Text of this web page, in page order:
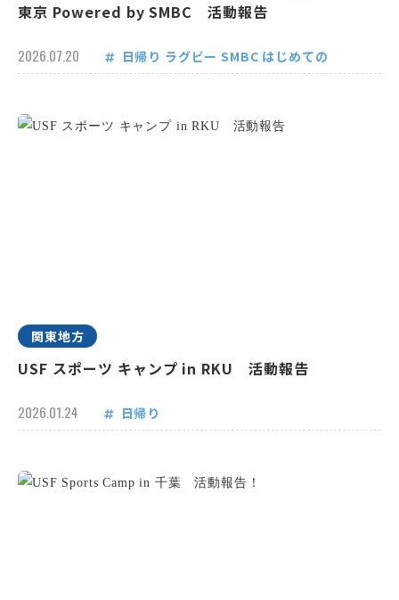
東京 Powered by SMBC 活動報告
2026.07.20 日帰り ラグビー SMBC はじめての
関東地方
USF スポーツ キャンプ in RKU 活動報告
2026.01.24 日帰り